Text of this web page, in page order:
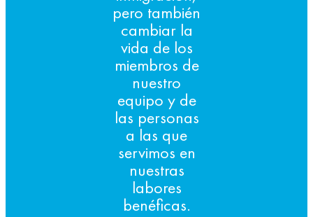
pero también
cambiar la
vida de los
miembros de
nuestro
equipo y de
las personas
a las que
servimos en
nuestras
labores
benéficas.